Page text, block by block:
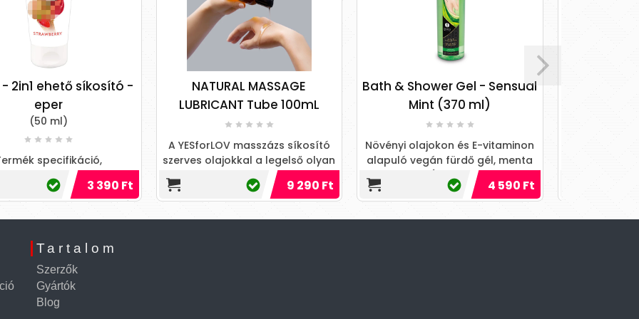
-
NATURAL MASSAGE
LUBRICANT Tube 100mL
A YESforLOV masszázs síkosító
szerves olajokkal a legelső olyan
masszázs síkosító, amely
növényekből származó, tanú
9 290 Ft
Bath & Shower Gel - Sensual
Mint (370 ml)
Növényi olajokon és E-vitaminon
alapuló vegán fürdő gél, menta
aromával. Érzékeny bőrűek is
használhatják.4 590 Ft
Intt Cosmetics
MASSAGE GEL FROST GLASS
BOTTLE 30ML + BOX
Tartalom
Szerzők
Gyártók
Blog